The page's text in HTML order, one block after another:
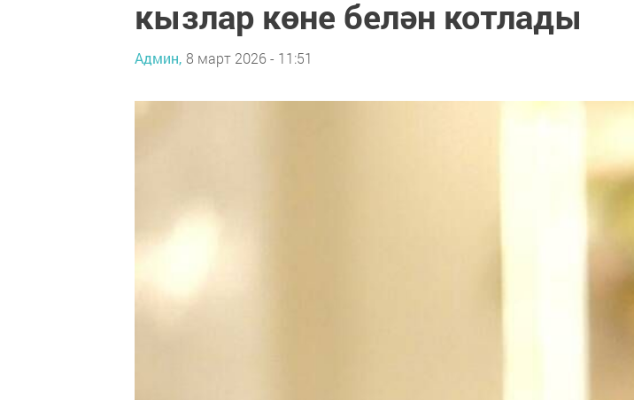
кызлар көне белән котлады
Админ, 8 март 2026 - 11:51